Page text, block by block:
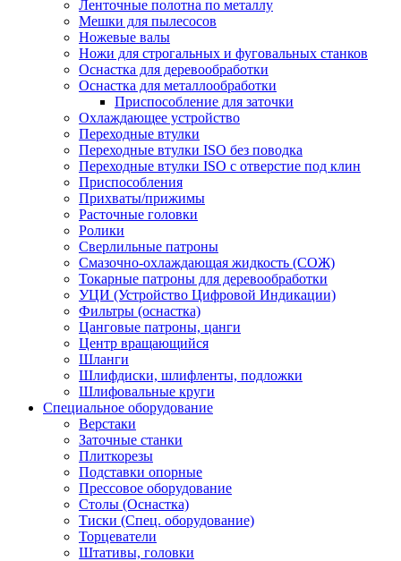
Ленточные полотна по металлу
Мешки для пылесосов
Ножевые валы
Ножи для строгальных и фуговальных станков
Оснастка для деревообработки
Оснастка для металлообработки
Приспособление для заточки
Охлаждающее устройство
Переходные втулки
Переходные втулки ISO без поводка
Переходные втулки ISO с отверстие под клин
Приспособления
Прихваты/прижимы
Расточные головки
Ролики
Сверлильные патроны
Смазочно-охлаждающая жидкость (СОЖ)
Токарные патроны для деревообработки
УЦИ (Устройство Цифровой Индикации)
Фильтры (оснастка)
Цанговые патроны, цанги
Центр вращающийся
Шланги
Шлифдиски, шлифленты, подложки
Шлифовальные круги
Специальное оборудование
Верстаки
Заточные станки
Плиткорезы
Подставки опорные
Прессовое оборудование
Столы (Оснастка)
Тиски (Спец. оборудование)
Торцеватели
Штативы, головки